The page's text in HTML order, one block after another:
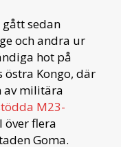
gått sedan
och andra ur
hot på
östra Kongo, där
av militära
M23-
flera
Goma.